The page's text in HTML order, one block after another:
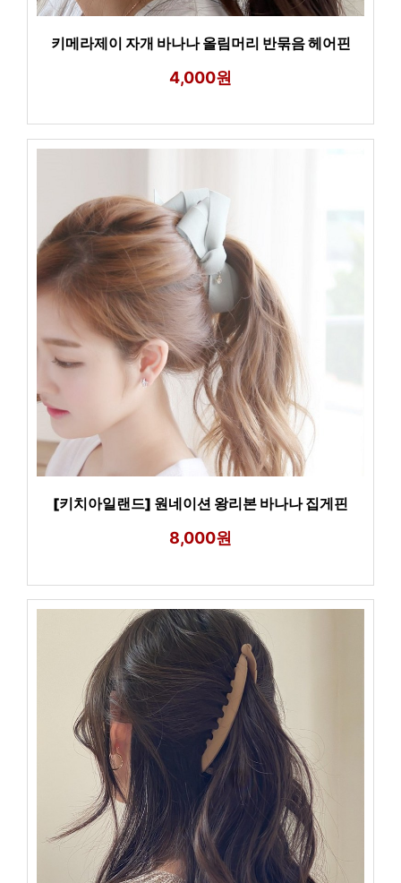
키메라제이 자개 바나나 올림머리 반묶음 헤어핀
4,000원
[키치아일랜드] 원네이션 왕리본 바나나 집게핀
8,000원